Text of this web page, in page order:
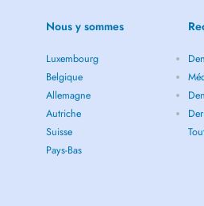
Nous y sommes
Luxembourg
Belgique
Allemagne
Autriche
Suisse
Pays-Bas